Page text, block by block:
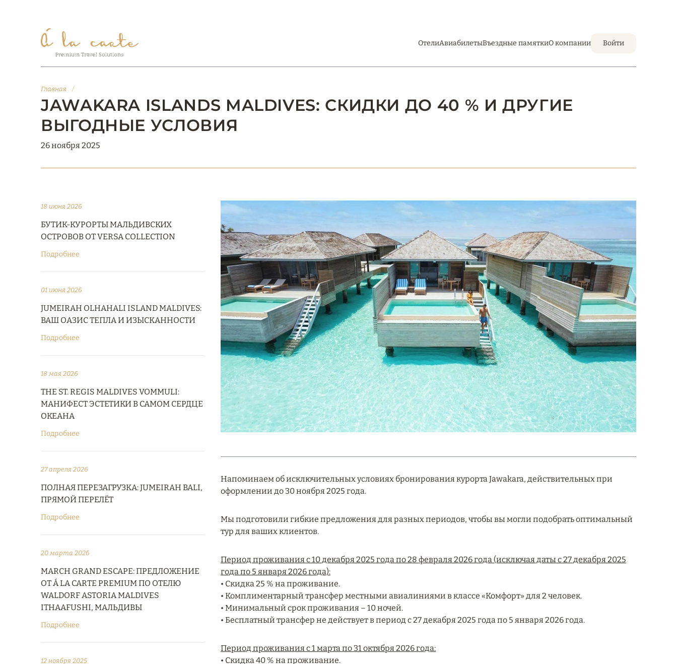
ОтелиАвиабилетыВъездные памяткиО компании Войти
Главная /
JAWAKARA ISLANDS MALDIVES: СКИДКИ ДО 40 % И ДРУГИЕ
ВЫГОДНЫЕ УСЛОВИЯ
26 ноября 2025
18 июня 2026
БУТИК-КУРОРТЫ МАЛЬДИВСКИХ
ОСТРОВОВ ОТ VERSA COLLECTION
Подробнее
01 июня 2026
JUMEIRAH OLHAHALI ISLAND MALDIVES:
ВАШ ОАЗИС ТЕПЛА И ИЗЫСКАННОСТИ
Подробнее
18 мая 2026
THE ST. REGIS MALDIVES VOMMULI:
МАНИФЕСТ ЭСТЕТИКИ В САМОМ СЕРДЦЕ
ОКЕАНА
Подробнее
27 апреля 2026
ПОЛНАЯ ПЕРЕЗАГРУЗКА: JUMEIRAH BALI,
ПРЯМОЙ ПЕРЕЛЁТ
Подробнее
20 марта 2026
MARCH GRAND ESCAPE: ПРЕДЛОЖЕНИЕ
ОТ Á LA CARTE PREMIUM ПО ОТЕЛЮ
WALDORF ASTORIA MALDIVES
ITHAAFUSHI, МАЛЬДИВЫ
Подробнее
12 ноября 2025
Напоминаем об исключительных условиях бронирования курорта Jawakara, действительных при
оформлении до 30 ноября 2025 года.
Мы подготовили гибкие предложения для разных периодов, чтобы вы могли подобрать оптимальный
тур для ваших клиентов.
Период проживания с 10 декабря 2025 года по 28 февраля 2026 года (исключая даты с 27 декабря 2025
года по 5 января 2026 года):
• Скидка 25 % на проживание.
• Комплиментарный трансфер местными авиалиниями в классе «Комфорт» для 2 человек.
• Минимальный срок проживания – 10 ночей.
• Бесплатный трансфер не действует в период с 27 декабря 2025 года по 5 января 2026 года.
Период проживания с 1 марта по 31 октября 2026 года:
• Скидка 40 % на проживание.